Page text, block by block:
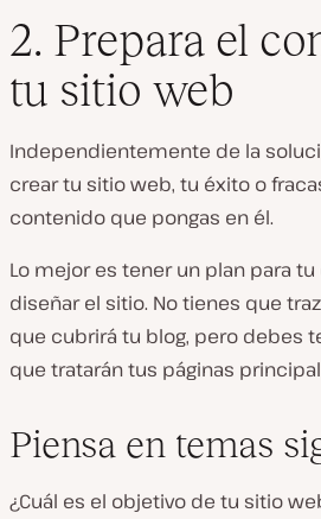
2. Prepara el
tu sitio web
Independientemente de la
crear tu sitio web, tu éxito o
contenido que pongas en él.
Lo mejor es tener un plan para
diseñar el sitio. No tienes que
que cubrirá tu blog, pero debes
que tratarán tus páginas
Piensa en temas
¿Cuál es el objetivo de tu sitio